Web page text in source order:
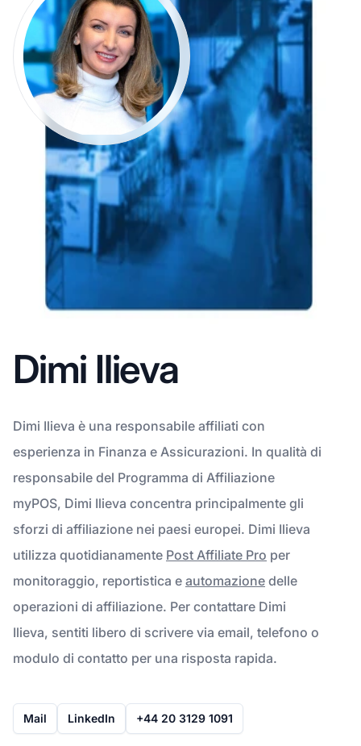
Dimi Ilieva
Dimi Ilieva è una responsabile affiliati con
esperienza in Finanza e Assicurazioni. In qualità di
responsabile del Programma di Affiliazione
myPOS, Dimi Ilieva concentra principalmente gli
sforzi di affiliazione nei paesi europei. Dimi Ilieva
utilizza quotidianamente Post Affiliate Pro per
monitoraggio, reportistica e automazione delle
operazioni di affiliazione. Per contattare Dimi
Ilieva, sentiti libero di scrivere via email, telefono o
modulo di contatto per una risposta rapida.
Mail LinkedIn +44 20 3129 1091